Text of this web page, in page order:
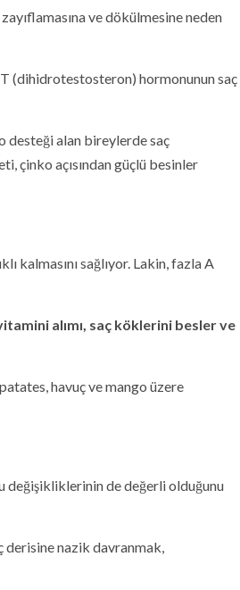
ve dökülmesine neden
(dihidrotestosteron) hormonunun saç
desteği alan bireylerde saç
çinko açısından güçlü besinler
kalmasını sağlıyor. Lakin, fazla A
alımı, saç köklerini besler ve
havuç ve mango üzere
değişikliklerinin de değerli olduğunu
derisine nazik davranmak,